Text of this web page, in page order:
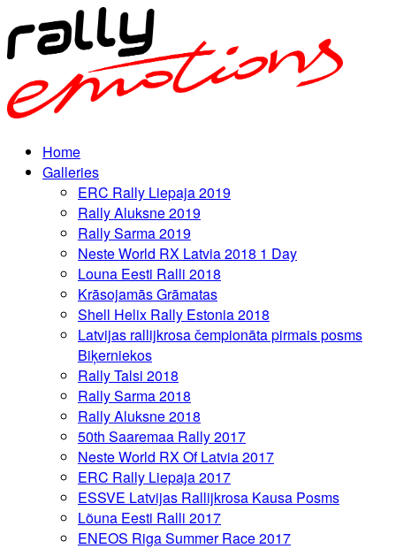
Home
Galleries
ERC Rally Liepaja 2019
Rally Aluksne 2019
Rally Sarma 2019
Neste World RX Latvia 2018 1 Day
Louna Eesti Ralli 2018
Krāsojamās Grāmatas
Shell Helix Rally Estonia 2018
Latvijas rallijkrosa čempionāta pirmais posms
Biķerniekos
Rally Talsi 2018
Rally Sarma 2018
Rally Aluksne 2018
50th Saaremaa Rally 2017
Neste World RX Of Latvia 2017
ERC Rally Liepaja 2017
ESSVE Latvijas Rallijkrosa Kausa Posms
Lõuna Eesti Ralli 2017
ENEOS Riga Summer Race 2017